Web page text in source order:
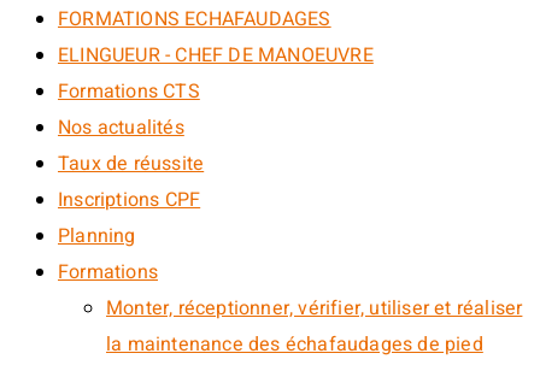
FORMATIONS ECHAFAUDAGES
ELINGUEUR - CHEF DE MANOEUVRE
Formations CTS
Nos actualités
Taux de réussite
Inscriptions CPF
Planning
Formations
Monter, réceptionner, vérifier, utiliser et réaliser
la maintenance des échafaudages de pied